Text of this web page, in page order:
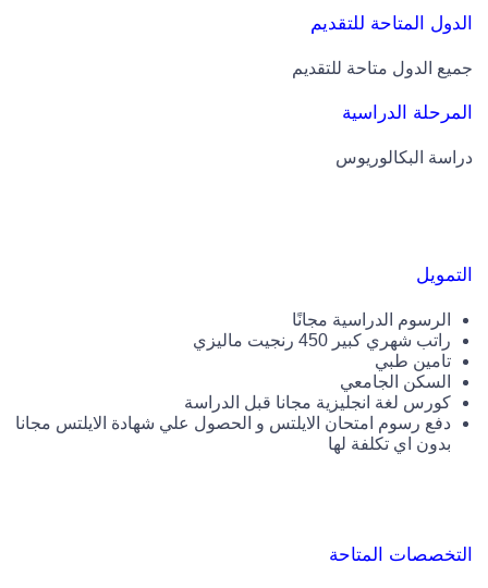
الدول المتاحة للتقديم
جميع الدول متاحة للتقديم
المرحلة الدراسية
دراسة البكالوريوس
التمويل
الرسوم الدراسية مجانًا
راتب شهري كبير 450 رنجيت ماليزي
تامين طبي
السكن الجامعي
كورس لغة انجليزية مجانا قبل الدراسة
دفع رسوم امتحان الايلتس و الحصول علي شهادة الايلتس مجانا
بدون اي تكلفة لها
التخصصات المتاحة